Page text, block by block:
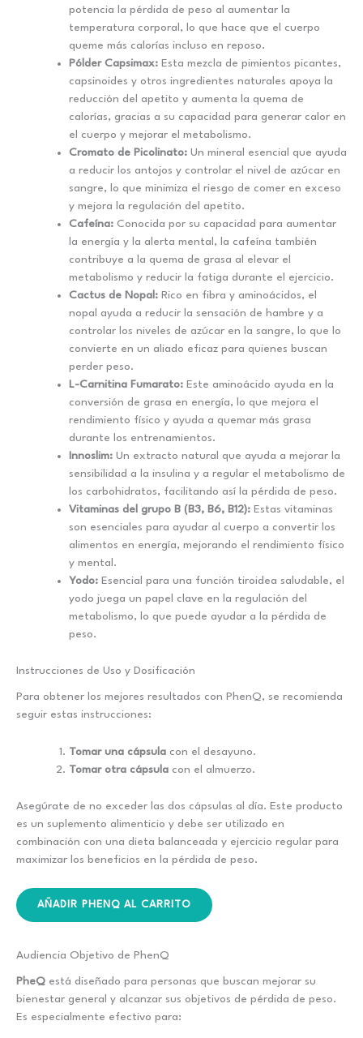
potencia la pérdida de peso al aumentar la
temperatura corporal, lo que hace que el cuerpo
queme más calorías incluso en reposo.
Pólder Capsimax: Esta mezcla de pimientos picantes,
capsinoides y otros ingredientes naturales apoya la
reducción del apetito y aumenta la quema de
calorías, gracias a su capacidad para generar calor en
el cuerpo y mejorar el metabolismo.
Cromato de Picolinato: Un mineral esencial que ayuda
a reducir los antojos y controlar el nivel de azúcar en
sangre, lo que minimiza el riesgo de comer en exceso
y mejora la regulación del apetito.
Cafeína: Conocida por su capacidad para aumentar
la energía y la alerta mental, la cafeína también
contribuye a la quema de grasa al elevar el
metabolismo y reducir la fatiga durante el ejercicio.
Cactus de Nopal: Rico en fibra y aminoácidos, el
nopal ayuda a reducir la sensación de hambre y a
controlar los niveles de azúcar en la sangre, lo que lo
convierte en un aliado eficaz para quienes buscan
perder peso.
L-Carnitina Fumarato: Este aminoácido ayuda en la
conversión de grasa en energía, lo que mejora el
rendimiento físico y ayuda a quemar más grasa
durante los entrenamientos.
Innoslim: Un extracto natural que ayuda a mejorar la
sensibilidad a la insulina y a regular el metabolismo de
los carbohidratos, facilitando así la pérdida de peso.
Vitaminas del grupo B (B3, B6, B12): Estas vitaminas
son esenciales para ayudar al cuerpo a convertir los
alimentos en energía, mejorando el rendimiento físico
y mental.
Yodo: Esencial para una función tiroidea saludable, el
yodo juega un papel clave en la regulación del
metabolismo, lo que puede ayudar a la pérdida de
peso.
Instrucciones de Uso y Dosificación
Para obtener los mejores resultados con PhenQ, se recomienda
seguir estas instrucciones:
Tomar una cápsula con el desayuno.
Tomar otra cápsula con el almuerzo.
Asegúrate de no exceder las dos cápsulas al día. Este producto
es un suplemento alimenticio y debe ser utilizado en
combinación con una dieta balanceada y ejercicio regular para
maximizar los beneficios en la pérdida de peso.
AÑADIR PHENQ AL CARRITO
Audiencia Objetivo de PhenQ
PheQ está diseñado para personas que buscan mejorar su
bienestar general y alcanzar sus objetivos de pérdida de peso.
Es especialmente efectivo para: